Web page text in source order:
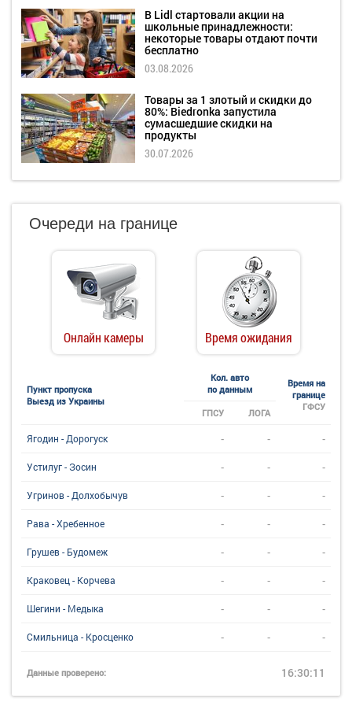
В Lidl стартовали акции на
школьные принадлежности:
некоторые товары отдают почти
бесплатно
03.08.2026
Товары за 1 злотый и скидки до
80%: Biedronka запустила
сумасшедшие скидки на
продукты
30.07.2026
Очереди на границе
Онлайн камеры Время ожидания
Пункт пропуска
Выезд из Украины
Кол. авто
по данным
Время на
границе
ГФСУ
ГПСУ ЛОГА
Ягодин - Дорогуск - - -
Устилуг - Зосин - - -
Угринов - Долхобычув - - -
Рава - Хребенное - - -
Грушев - Будомеж - - -
Краковец - Корчева - - -
Шегини - Медыка - - -
Смильница - Кросценко - - -
Данные проверено: 16:30:11